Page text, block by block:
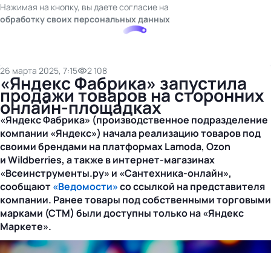
Нажимая на кнопку, вы даете согласие на
обработку своих персональных данных
26 марта 2025, 7:15 2 108
«Яндекс Фабрика» запустила
продажи товаров на сторонних
онлайн-площадках
«Яндекс Фабрика» (производственное подразделение
компании «Яндекс») начала реализацию товаров под
своими брендами на платформах Lamoda, Ozon
и Wildberries, а также винтернет-магазинах
«Всеинструменты.ру» и «Сантехника-онлайн»,
сообщают«Ведомости»со ссылкой на представителя
компании. Ранее товары под собственными торговыми
марками (СТМ) были доступны только на «Яндекс
Маркете».